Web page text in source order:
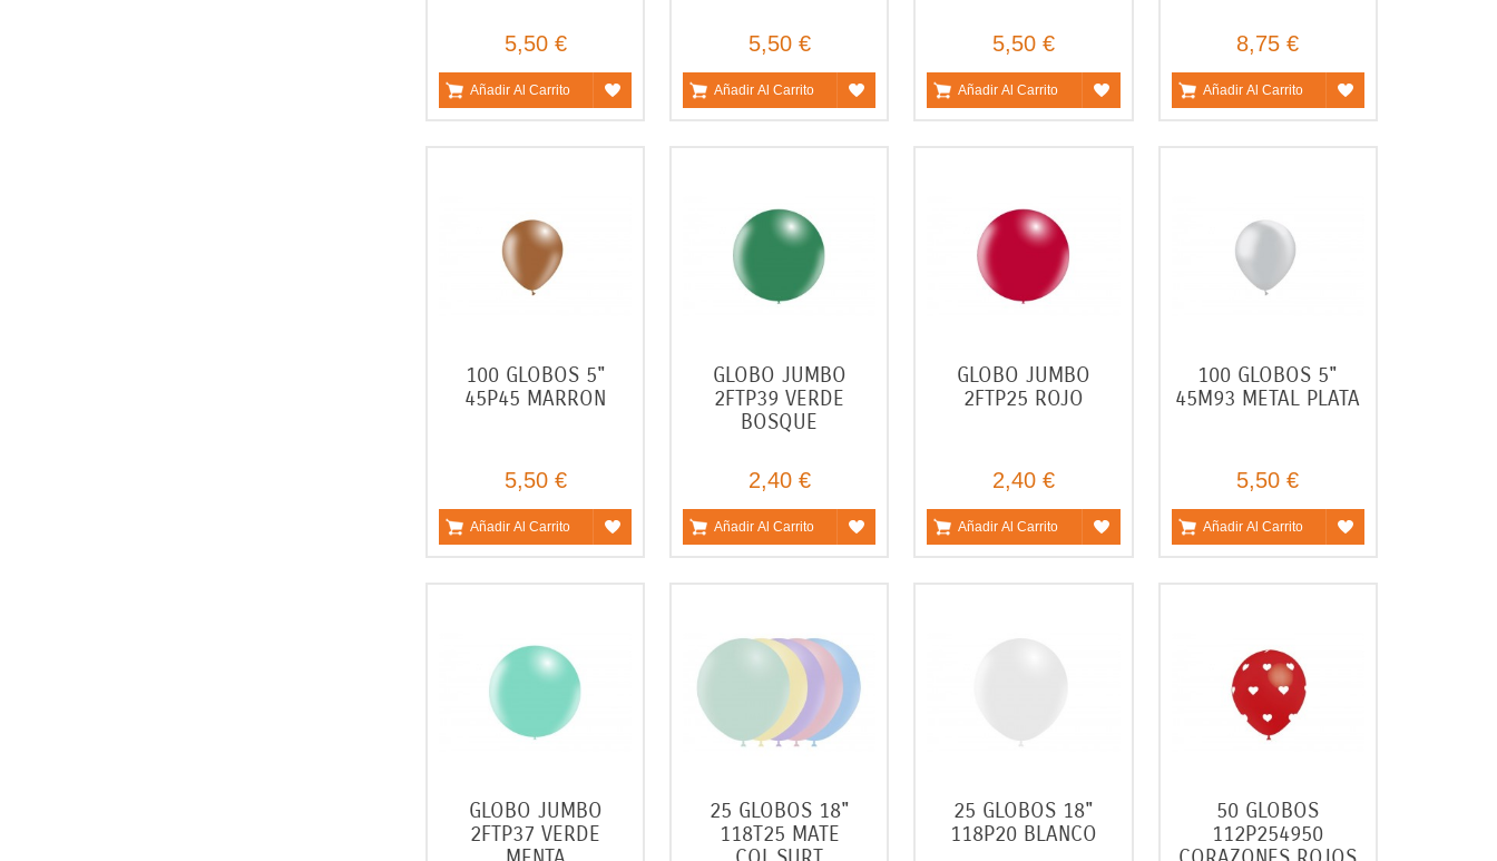
5,50 €
Añadir Al Carrito
5,50 €
Añadir Al Carrito
5,50 €
Añadir Al Carrito
8,75 €
Añadir Al Carrito
100 GLOBOS 5"
45P45 MARRON
5,50 €
Añadir Al Carrito
GLOBO JUMBO
2FTP39 VERDE
BOSQUE
2,40 €
Añadir Al Carrito
GLOBO JUMBO
2FTP25 ROJO
2,40 €
Añadir Al Carrito
100 GLOBOS 5"
45M93 METAL PLATA
5,50 €
Añadir Al Carrito
GLOBO JUMBO
2FTP37 VERDE
25 GLOBOS 18"
118T25 MATE
25 GLOBOS 18"
118P20 BLANCO
50 GLOBOS
112P254950